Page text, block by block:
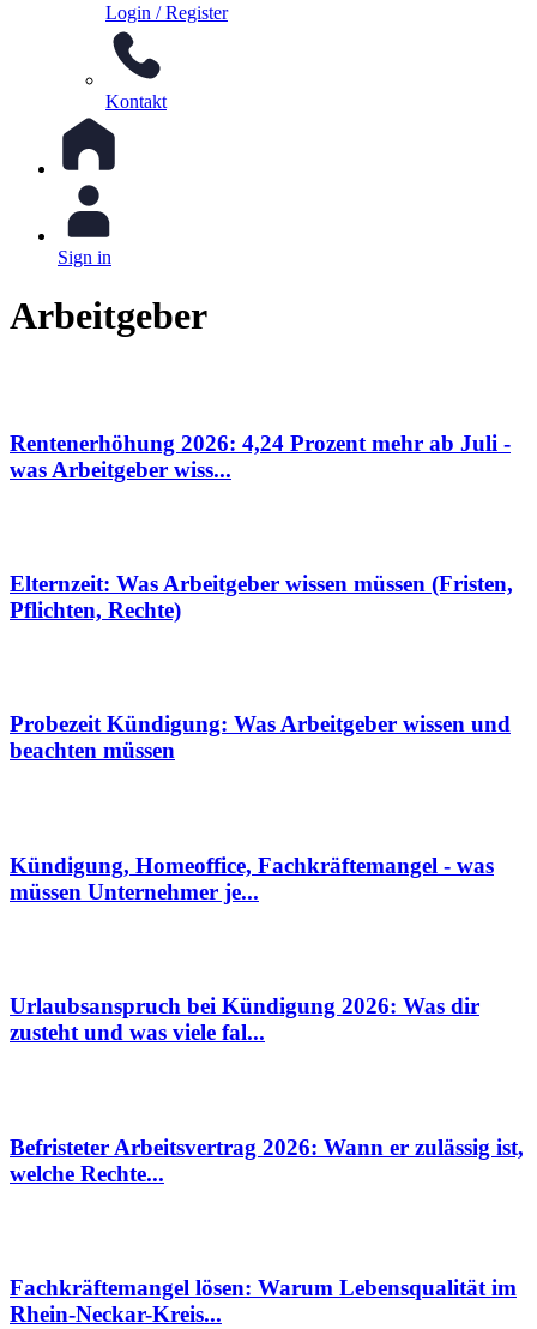
Login / Register
Kontakt
Sign in
Arbeitgeber
Rentenerhöhung 2026: 4,24 Prozent mehr ab Juli -
was Arbeitgeber wiss...
Elternzeit: Was Arbeitgeber wissen müssen (Fristen,
Pflichten, Rechte)
Probezeit Kündigung: Was Arbeitgeber wissen und
beachten müssen
Kündigung, Homeoffice, Fachkräftemangel - was
müssen Unternehmer je...
Urlaubsanspruch bei Kündigung 2026: Was dir
zusteht und was viele fal...
Befristeter Arbeitsvertrag 2026: Wann er zulässig ist,
welche Rechte...
Fachkräftemangel lösen: Warum Lebensqualität im
Rhein-Neckar-Kreis...